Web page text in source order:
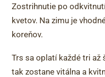
Zostrihnutie po
kvetov. Na zimu je
koreňov.
Trs sa oplatí každé tri
tak zostane vitálna a